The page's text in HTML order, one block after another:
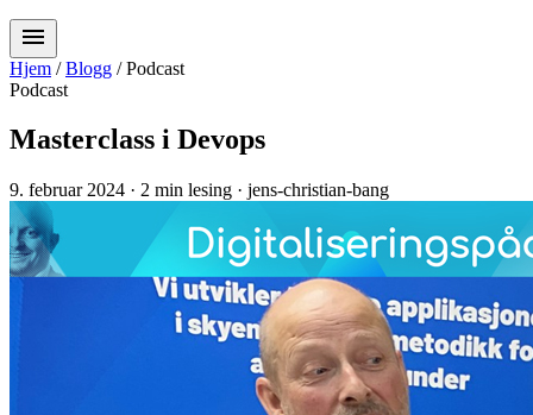
menu
Hjem / Blogg / Podcast
Podcast
Masterclass i Devops
9. februar 2024 · 2 min lesing · jens-christian-bang